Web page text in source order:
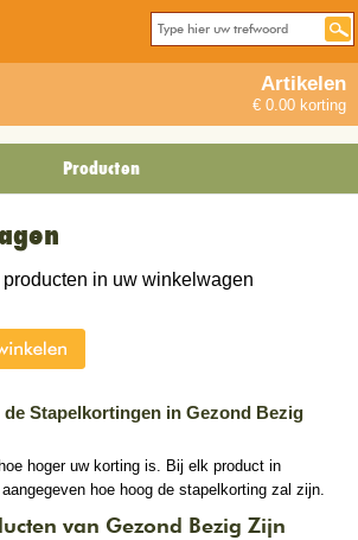
Artikelen
€ 0.00 korting
Producten
in uw winkelwagen
de Stapelkortingen in Gezond Bezig
hoger uw korting is. Bij elk product in
hoe hoog de stapelkorting zal zijn.
van Gezond Bezig Zijn